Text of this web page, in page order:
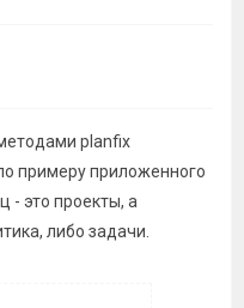
planfix
примеру приложенного
- это проекты, а
либо задачи.